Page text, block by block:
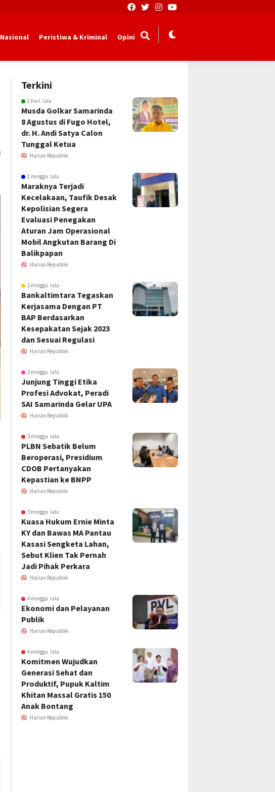
Nasional Peristiwa & Kriminal Opini
Terkini
1 hari lalu
Musda Golkar Samarinda
8 Agustus di Fugo Hotel,
dr. H. Andi Satya Calon
Tunggal Ketua
Harian Republik
1 minggu lalu
Maraknya Terjadi
Kecelakaan, Taufik Desak
Kepolisian Segera
Evaluasi Penegakan
Aturan Jam Operasional
Mobil Angkutan Barang Di
Balikpapan
Harian Republik
2 minggu lalu
Bankaltimtara Tegaskan
Kerjasama Dengan PT
BAP Berdasarkan
Kesepakatan Sejak 2023
dan Sesuai Regulasi
Harian Republik
2 minggu lalu
Junjung Tinggi Etika
Profesi Advokat, Peradi
SAI Samarinda Gelar UPA
Harian Republik
3 minggu lalu
PLBN Sebatik Belum
Beroperasi, Presidium
CDOB Pertanyakan
Kepastian ke BNPP
Harian Republik
3 minggu lalu
Kuasa Hukum Ernie Minta
KY dan Bawas MA Pantau
Kasasi Sengketa Lahan,
Sebut Klien Tak Pernah
Jadi Pihak Perkara
Harian Republik
4 minggu lalu
Ekonomi dan Pelayanan
Publik
Harian Republik
4 minggu lalu
Komitmen Wujudkan
Generasi Sehat dan
Produktif, Pupuk Kaltim
Khitan Massal Gratis 150
Anak Bontang
Harian Republik